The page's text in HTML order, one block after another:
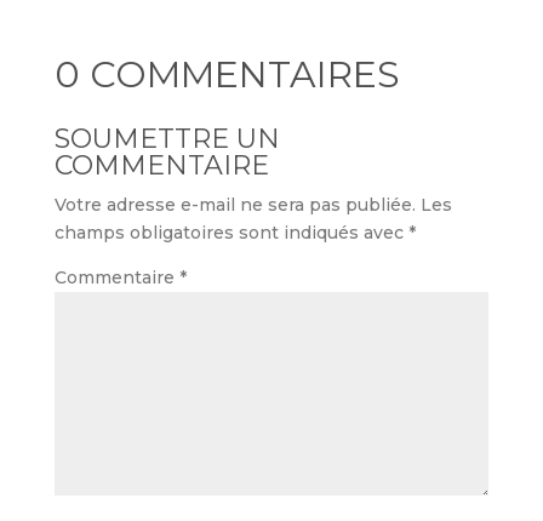
0 COMMENTAIRES
SOUMETTRE UN
COMMENTAIRE
Votre adresse e-mail ne sera pas publiée. Les
champs obligatoires sont indiqués avec *
Commentaire *